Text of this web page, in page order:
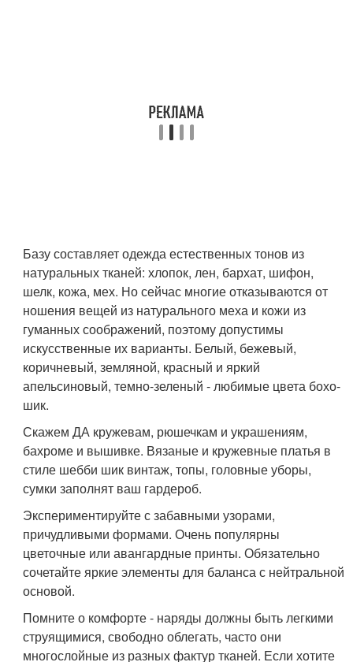
Базу составляет одежда естественных тонов из
натуральных тканей: хлопок, лен, бархат, шифон,
шелк, кожа, мех. Но сейчас многие отказываются от
ношения вещей из натурального меха и кожи из
гуманных соображений, поэтому допустимы
искусственные их варианты. Белый, бежевый,
коричневый, земляной, красный и яркий
апельсиновый, темно-зеленый - любимые цвета бохо-
шик.
Скажем ДА кружевам, рюшечкам и украшениям,
бахроме и вышивке. Вязаные и кружевные платья в
стиле шебби шик винтаж, топы, головные уборы,
сумки заполнят ваш гардероб.
Экспериментируйте с забавными узорами,
причудливыми формами. Очень популярны
цветочные или авангардные принты. Обязательно
сочетайте яркие элементы для баланса с нейтральной
основой.
Помните о комфорте - наряды должны быть легкими
струящимися, свободно облегать, часто они
многослойные из разных фактур тканей. Если хотите